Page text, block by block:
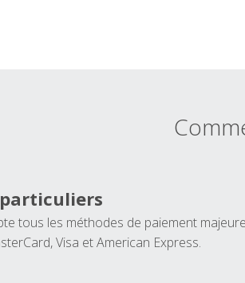
tous les méthodes de paiement
Visa et American Express.